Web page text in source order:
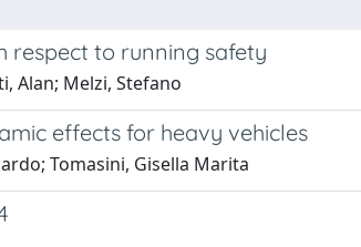
respect to running safety
Alan; Melzi, Stefano
effects for heavy vehicles
Tomasini, Gisella Marita